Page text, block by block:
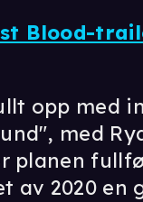
Blood-
opp med
med
planen
av 2020 en